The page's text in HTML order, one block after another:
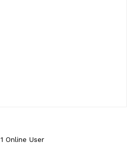
1 Online User